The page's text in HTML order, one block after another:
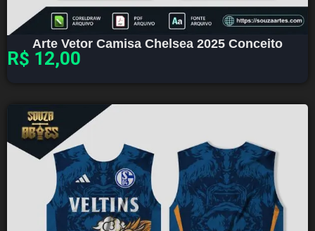
Arte Vetor Camisa Chelsea 2025 Conceito
R$ 12,00